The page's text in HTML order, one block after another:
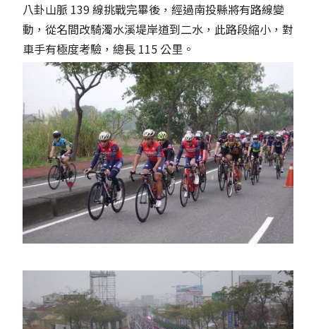
八卦山脈 139 線挑戰完畢後，經過南投縣將有路線變
動，從名間改騎濁水溪堤岸道到二水，此路段縮小，對
車手有極度考驗，總長 115 公里。